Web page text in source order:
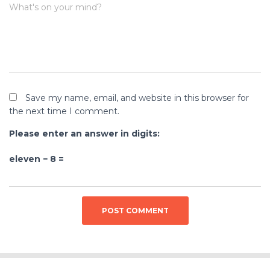
What's on your mind?
Save my name, email, and website in this browser for
the next time I comment.
Please enter an answer in digits:
eleven − 8 =